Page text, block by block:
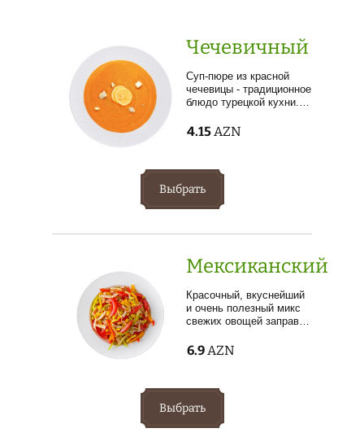
Чечевичный
Суп-пюре из красной
чечевицы - традиционное
блюдо турецкой кухни.…
4.15 AZN
Выбрать
Мексиканский
Красочный, вкуснейший
и очень полезный микс
свежих овощей заправ…
6.9 AZN
Выбрать